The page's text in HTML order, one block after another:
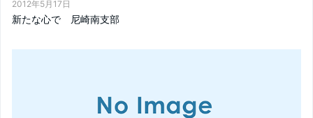
2012年5月17日
新たな心で 尼崎南支部